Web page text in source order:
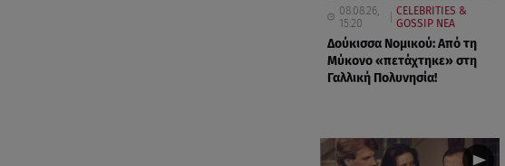
08.08.26,
15:20
CELEBRITIES &
GOSSIP ΝΕΑ
Δούκισσα Νομικού: Από τη
Μύκονο «πετάχτηκε» στη
Γαλλική Πολυνησία!